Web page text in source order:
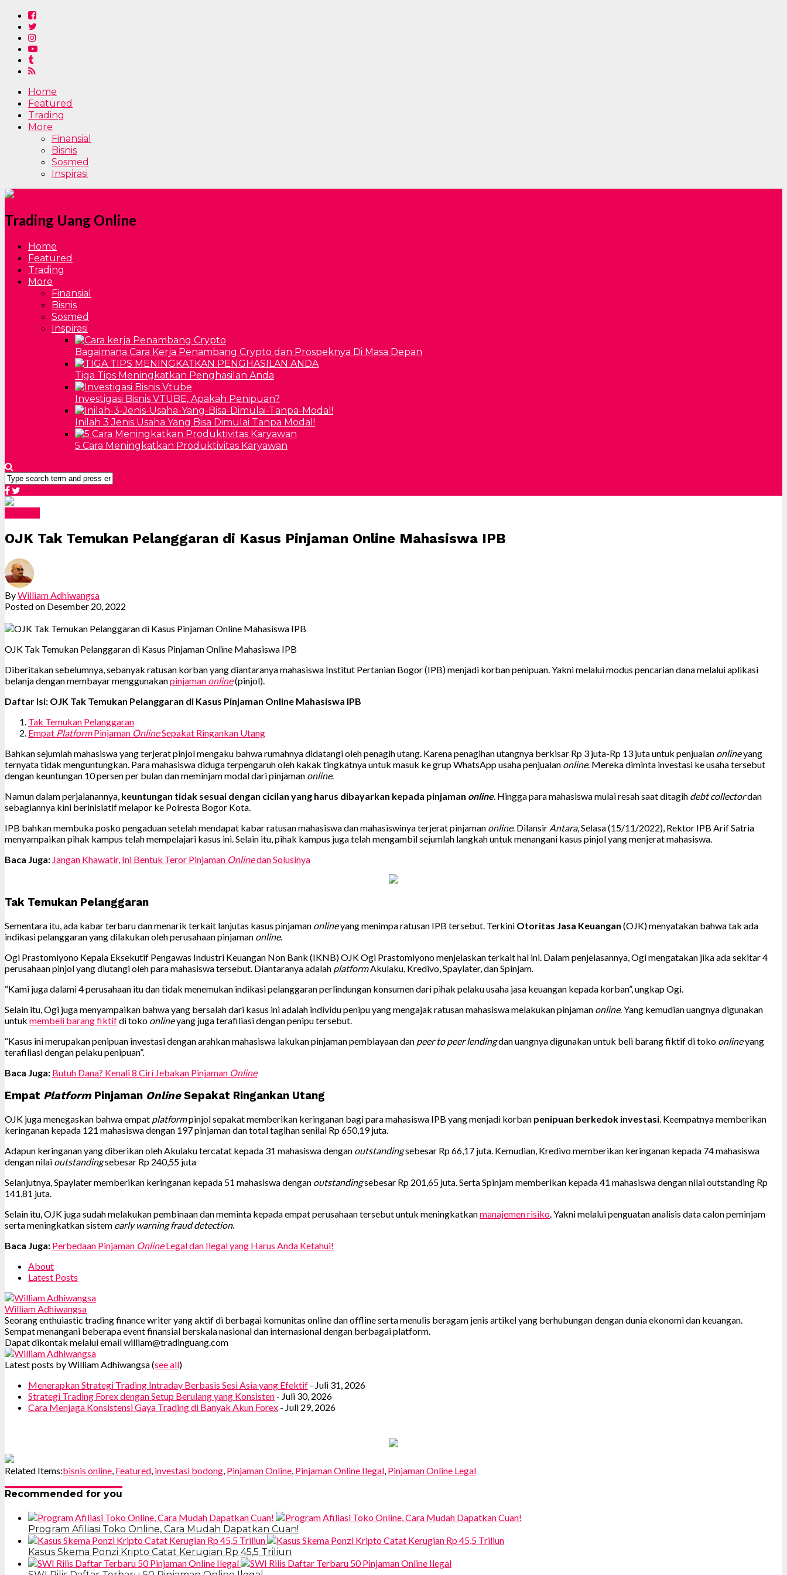
Home
Featured
Trading
More
Finansial
Bisnis
Sosmed
Inspirasi
Trading Uang Online
Home
Featured
Trading
More
Finansial
Bisnis
Sosmed
Inspirasi
Bagaimana Cara Kerja Penambang Crypto dan Prospeknya Di Masa Depan
Tiga Tips Meningkatkan Penghasilan Anda
Investigasi Bisnis VTUBE, Apakah Penipuan?
Inilah 3 Jenis Usaha Yang Bisa Dimulai Tanpa Modal!
5 Cara Meningkatkan Produktivitas Karyawan
OJK Tak Temukan Pelanggaran di Kasus Pinjaman Online Mahasiswa IPB
ByWilliam Adhiwangsa
Posted on Desember 20, 2022
OJK Tak Temukan Pelanggaran di Kasus Pinjaman Online Mahasiswa IPB
Diberitakan sebelumnya, sebanyak ratusan korban yang diantaranya mahasiswa Institut Pertanian Bogor (IPB) menjadi korban penipuan. Yakni melalui modus pencarian dana melalui aplikasi
belanja dengan membayar menggunakanpinjaman online(pinjol).
Daftar Isi: OJK Tak Temukan Pelanggaran di Kasus Pinjaman Online Mahasiswa IPB
Tak Temukan Pelanggaran
Empat PlatformPinjaman OnlineSepakat Ringankan Utang
Bahkan sejumlah mahasiswa yang terjerat pinjol mengaku bahwa rumahnya didatangi oleh penagih utang. Karena penagihan utangnya berkisar Rp 3 juta-Rp 13 juta untuk penjualan onlineyang
ternyata tidak menguntungkan. Para mahasiswa diduga terpengaruh oleh kakak tingkatnya untuk masuk ke grup WhatsApp usaha penjualan online. Mereka diminta investasi ke usaha tersebut
dengan keuntungan 10 persen per bulan dan meminjam modal dari pinjaman online.
Namun dalam perjalanannya, keuntungan tidak sesuai dengan cicilan yang harus dibayarkan kepada pinjaman online. Hingga para mahasiswa mulai resah saat ditagih debt collectordan
sebagiannya kini berinisiatif melapor ke Polresta Bogor Kota.
IPB bahkan membuka posko pengaduan setelah mendapat kabar ratusan mahasiswa dan mahasiswinya terjerat pinjaman online. Dilansir Antara, Selasa (15/11/2022), Rektor IPB Arif Satria
menyampaikan pihak kampus telah mempelajari kasus ini. Selain itu, pihak kampus juga telah mengambil sejumlah langkah untuk menangani kasus pinjol yang menjerat mahasiswa.
Baca Juga: Jangan Khawatir, Ini Bentuk Teror Pinjaman Onlinedan Solusinya
Tak Temukan Pelanggaran
Sementara itu, ada kabar terbaru dan menarik terkait lanjutas kasus pinjaman onlineyang menimpa ratusan IPB tersebut. Terkini Otoritas Jasa Keuangan (OJK) menyatakan bahwa tak ada
indikasi pelanggaran yang dilakukan oleh perusahaan pinjaman online.
Ogi Prastomiyono Kepala Eksekutif Pengawas Industri Keuangan Non Bank (IKNB) OJK Ogi Prastomiyono menjelaskan terkait hal ini. Dalam penjelasannya, Ogi mengatakan jika ada sekitar 4
perusahaan pinjol yang diutangi oleh para mahasiswa tersebut. Diantaranya adalah platformAkulaku, Kredivo, Spaylater, dan Spinjam.
“Kami juga dalami 4 perusahaan itu dan tidak menemukan indikasi pelanggaran perlindungan konsumen dari pihak pelaku usaha jasa keuangan kepada korban”, ungkap Ogi.
Selain itu, Ogi juga menyampaikan bahwa yang bersalah dari kasus ini adalah individu penipu yang mengajak ratusan mahasiswa melakukan pinjaman online. Yang kemudian uangnya digunakan
untuk membeli barang fiktifdi toko onlineyang juga terafiliasi dengan penipu tersebut.
“Kasus ini merupakan penipuan investasi dengan arahkan mahasiswa lakukan pinjaman pembiayaan dan peer to peer lendingdan uangnya digunakan untuk beli barang fiktif di toko onlineyang
terafiliasi dengan pelaku penipuan”.
Baca Juga: Butuh Dana? Kenali 8 Ciri Jebakan Pinjaman Online
Empat PlatformPinjaman OnlineSepakat Ringankan Utang
OJK juga menegaskan bahwa empat platformpinjol sepakat memberikan keringanan bagi para mahasiswa IPB yang menjadi korban penipuan berkedok investasi . Keempatnya memberikan
keringanan kepada 121 mahasiswa dengan 197 pinjaman dan total tagihan senilai Rp 650,19 juta.
Adapun keringanan yang diberikan oleh Akulaku tercatat kepada 31 mahasiswa dengan outstandingsebesar Rp 66,17 juta. Kemudian, Kredivo memberikan keringanan kepada 74 mahasiswa
dengan nilai outstandingsebesar Rp 240,55 juta
Selanjutnya, Spaylater memberikan keringanan kepada 51 mahasiswa dengan outstandingsebesar Rp 201,65 juta. Serta Spinjam memberikan kepada 41 mahasiswa dengan nilai outstanding Rp
141,81 juta.
Selain itu, OJK juga sudah melakukan pembinaan dan meminta kepada empat perusahaan tersebut untuk meningkatkanmanajemen risiko . Yakni melalui penguatan analisis data calon peminjam
serta meningkatkan sistem early warning fraud detection.
Baca Juga: Perbedaan Pinjaman OnlineLegal dan Ilegal yang Harus Anda Ketahui!
About
Latest Posts
William Adhiwangsa
Seorang enthuiastic trading finance writer yang aktif di berbagai komunitas online dan offline serta menulis beragam jenis artikel yang berhubungan dengan dunia ekonomi dan keuangan.
Sempat menangani beberapa event finansial berskala nasional dan internasional dengan berbagai platform.
Dapat dikontak melalui email william@tradinguang.com
Latest posts by William Adhiwangsa(see all)
Menerapkan Strategi Trading Intraday Berbasis Sesi Asia yang Efektif - Juli 31, 2026
Strategi Trading Forex dengan Setup Berulang yang Konsisten - Juli 30, 2026
Cara Menjaga Konsistensi Gaya Trading di Banyak Akun Forex - Juli 29, 2026
Related Items:bisnis online Featured investasi bodong Pinjaman Online Pinjaman Online Ilegal Pinjaman Online Legal
Recommended for you
Program Afiliasi Toko Online, Cara Mudah Dapatkan Cuan!
Kasus Skema Ponzi Kripto Catat Kerugian Rp 45,5 Triliun